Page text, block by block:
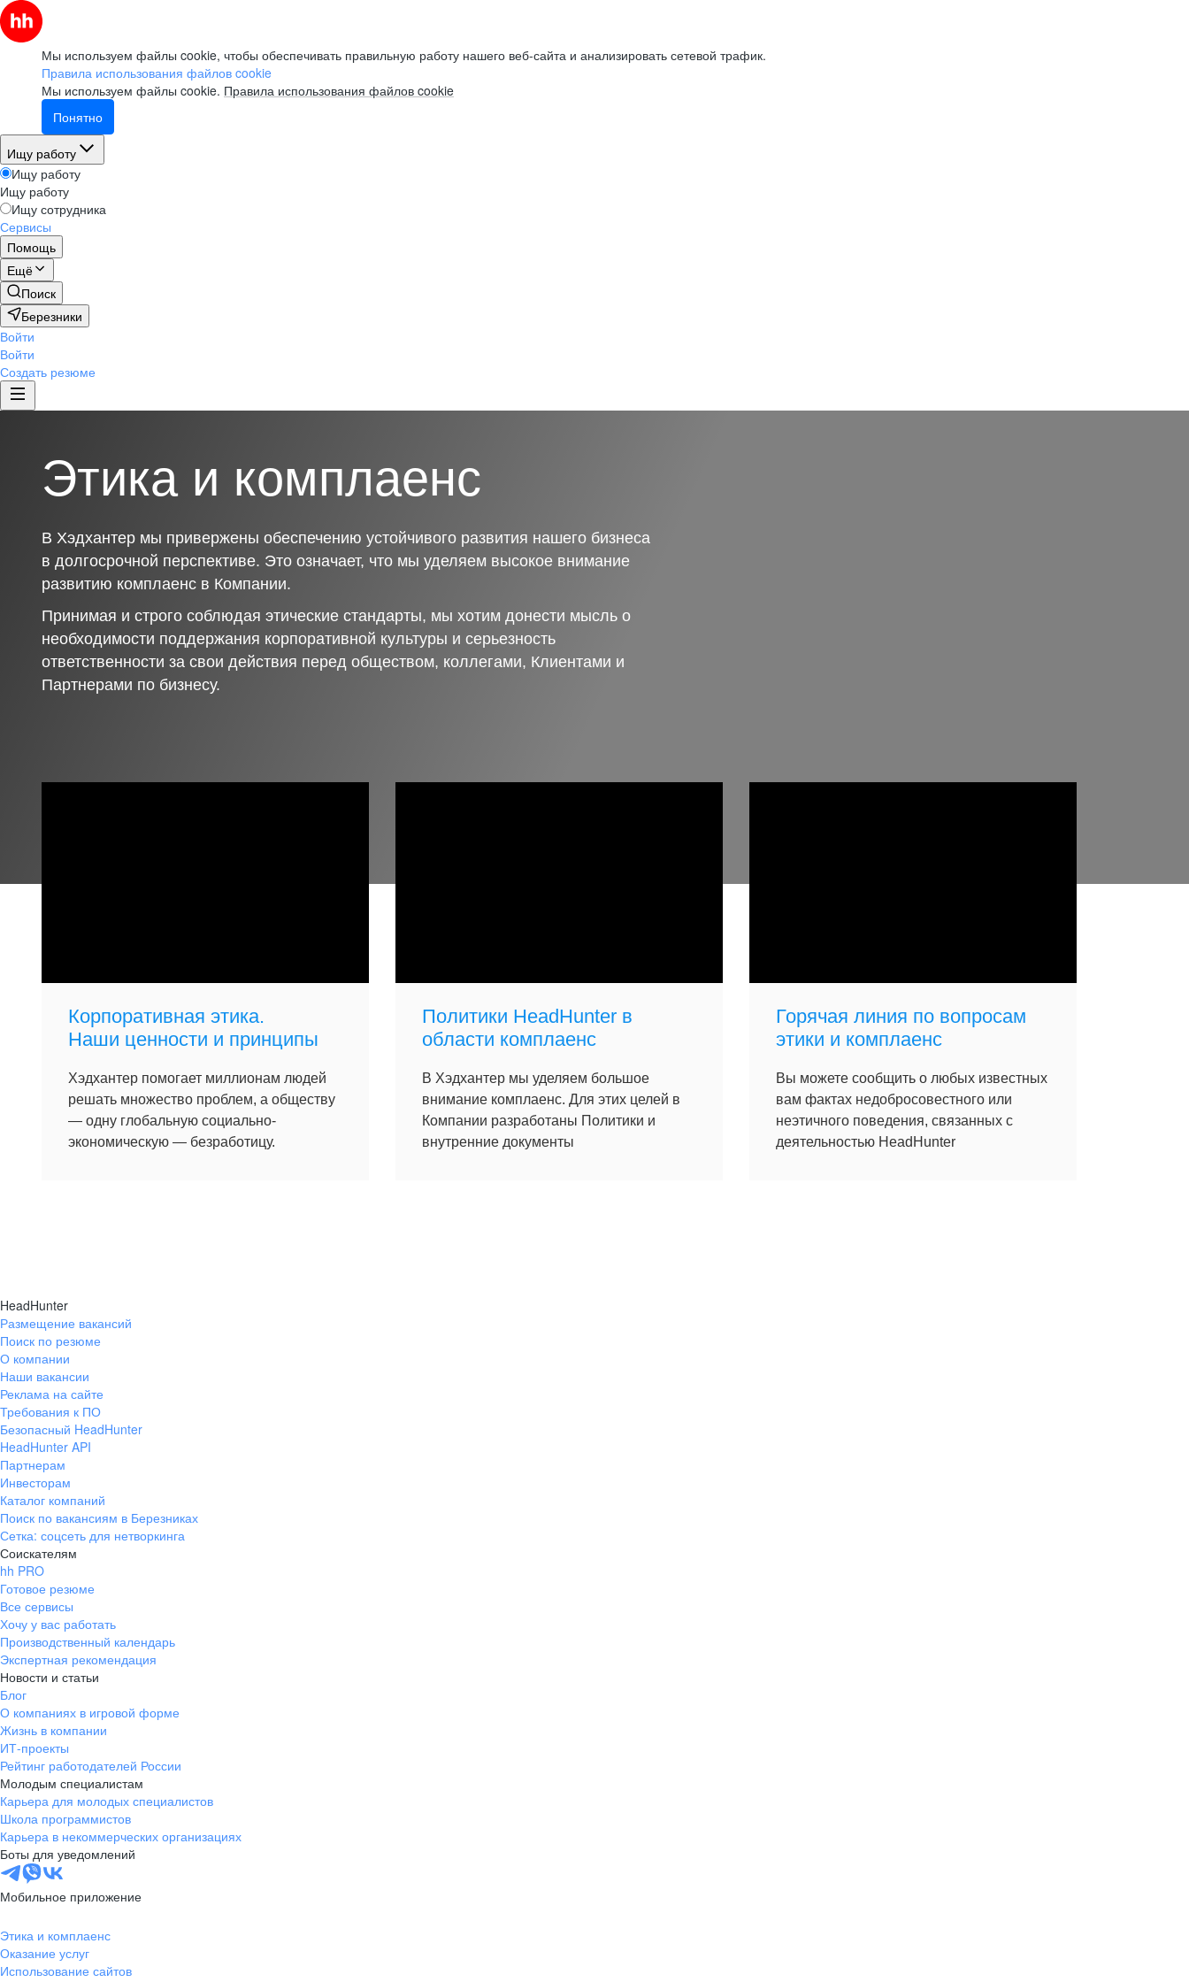
Мы используем файлы cookie, чтобы обеспечивать правильную работу нашего веб-сайта и анализировать сетевой трафик.
Правила использования файлов cookie
Мы используем файлы cookie. Правила использования файлов cookie
Понятно
Ищу работу
Ищу работу
Ищу работу
Ищу сотрудника
Сервисы
Помощь
Ещё
Поиск
Березники
Войти
Войти
Создать резюме
Этика и комплаенс
В Хэдхантер мы привержены обеспечению устойчивого развития нашего бизнеса
в долгосрочной перспективе. Это означает, что мы уделяем высокое внимание
развитию комплаенс в Компании.
Принимая и строго соблюдая этические стандарты, мы хотим донести мысль о
необходимости поддержания корпоративной культуры и серьезность
ответственности за свои действия перед обществом, коллегами, Клиентами и
Партнерами по бизнесу.
Корпоративная этика.
Наши ценности и принципы
Хэдхантер помогает миллионам людей
решать множество проблем, а обществу
— одну глобальную социально-
экономическую — безработицу.
Политики HeadHunter в
области комплаенс
В Хэдхантер мы уделяем большое
внимание комплаенс. Для этих целей в
Компании разработаны Политики и
внутренние документы
Горячая линия по вопросам
этики и комплаенс
Вы можете сообщить о любых известных
вам фактах недобросовестного или
неэтичного поведения, связанных с
деятельностью HeadHunter
HeadHunter
Размещение вакансий
Поиск по резюме
О компании
Наши вакансии
Реклама на сайте
Требования к ПО
Безопасный HeadHunter
HeadHunter API
Партнерам
Инвесторам
Каталог компаний
Поиск по вакансиям в Березниках
Сетка: соцсеть для нетворкинга
Соискателям
hh PRO
Готовое резюме
Все сервисы
Хочу у вас работать
Производственный календарь
Экспертная рекомендация
Новости и статьи
Блог
О компаниях в игровой форме
Жизнь в компании
ИТ-проекты
Рейтинг работодателей России
Молодым специалистам
Карьера для молодых специалистов
Школа программистов
Карьера в некоммерческих организациях
Боты для уведомлений
Мобильное приложение
Этика и комплаенс
Оказание услуг
Использование сайтов